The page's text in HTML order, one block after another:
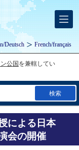
/Deutsch French/français
公国 を兼轄してい
検索
による日本
会の開催